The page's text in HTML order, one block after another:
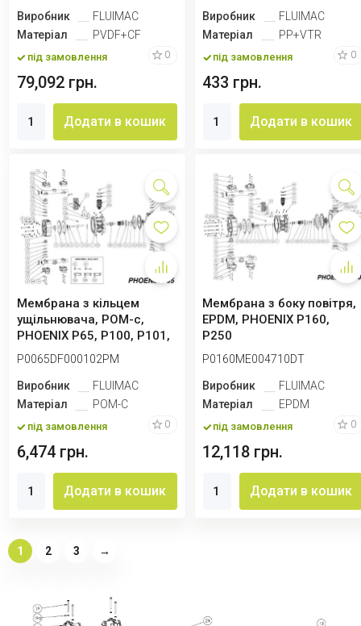
Виробник
FLUIMAC
Матеріал
PVDF+CF
під замовлення 0
79,092 грн.
Додати в кошик
Виробник
FLUIMAC
Матеріал
PP+VTR
під замовлення 0
433 грн.
Додати в кошик
Мембрана з кільцем
ущільнювача, POM-c,
PHOENIX P65, P100, P101,
P160, P250
P0065DF000102PM
Виробник
FLUIMAC
Матеріал
POM-C
під замовлення 0
6,474 грн.
Додати в кошик
Мембрана з боку повітря,
EPDM, PHOENIX P160,
P250
P0160ME004710DT
Виробник
FLUIMAC
Матеріал
EPDM
під замовлення 0
12,118 грн.
Додати в кошик
1 2 3 →